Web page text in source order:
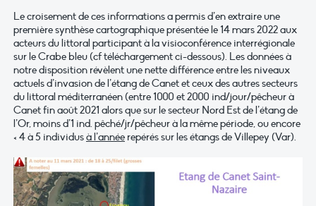
Le croisement de ces informations a permis d’en extraire une
première synthèse cartographique présentée le 14 mars 2022 aux
acteurs du littoral participant à la visioconférence interrégionale
sur le Crabe bleu (cf téléchargement ci-dessous). Les données à
notre disposition révèlent une nette différence entre les niveaux
actuels d’invasion de l’étang de Canet et ceux des autres secteurs
du littoral méditerranéen (entre 1000 et 2000 ind/jour/pêcheur à
Canet fin août 2021 alors que sur le secteur Nord Est de l’étang de
l’Or, moins d’1 ind. pêché/jr/pêcheur à la même période, ou encore
< 4 à 5 individusà l’année repérés sur les étangs de Villepey (Var).